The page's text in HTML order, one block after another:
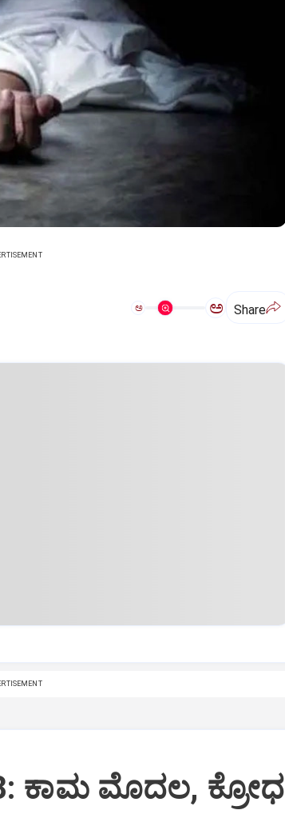
ಅ ಅ Share
ಕಾಮ ಮೊದಲ, ಕ್ರೋಧ